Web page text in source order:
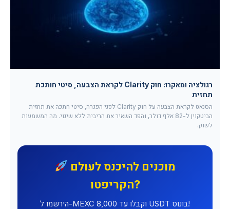
רגולציה ומאקרו: חוק Clarity לקראת הצבעה, סיטי חותכת
תחזית
הסנאט לקראת הצבעה על חוק Clarity לפני הפגרה, סיטי חתכה את תחזית
הביטקוין ל-82 אלף דולר, והפד השאיר את הריבית ללא שינוי. מה המשמעות
לשוק.
הקריפטו?
הירשמו ל-MEXC וקבלו עד 8,000 USDT בונוס!